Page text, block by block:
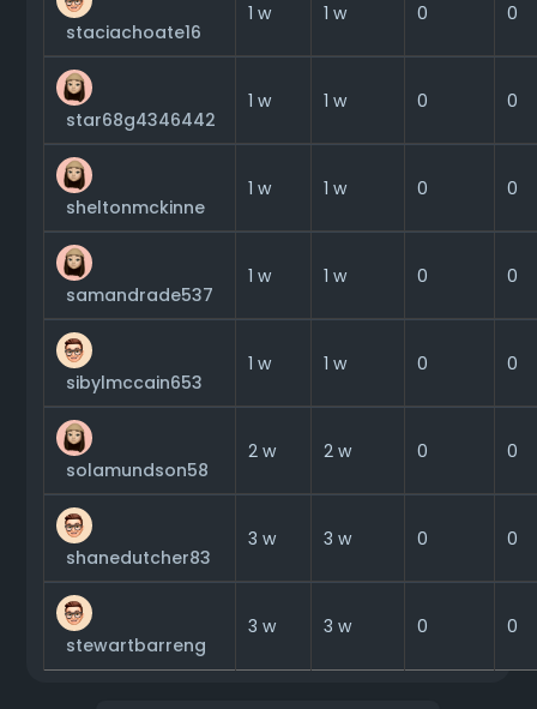
staciachoate16
1 w 1 w 0 0
star68g4346442
1 w 1 w 0 0
sheltonmckinne
1 w 1 w 0 0
samandrade537
1 w 1 w 0 0
sibylmccain653
1 w 1 w 0 0
solamundson58
2 w 2 w 0 0
shanedutcher83
3 w 3 w 0 0
stewartbarreng
3 w 3 w 0 0